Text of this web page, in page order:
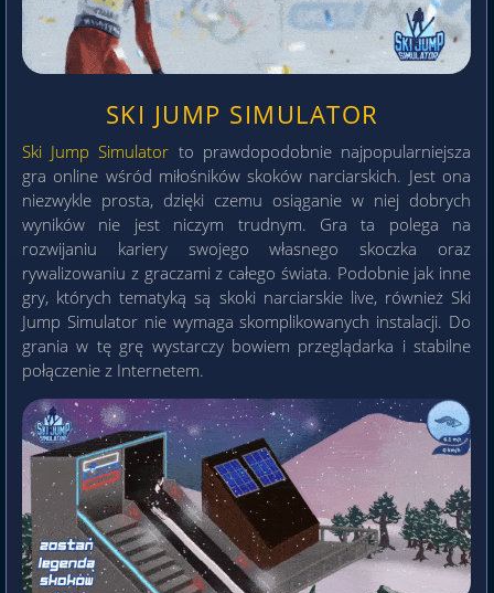
SKI JUMP SIMULATOR
Ski Jump Simulator to prawdopodobnie najpopularniejsza
gra online wśród miłośników skoków narciarskich. Jest ona
niezwykle prosta, dzięki czemu osiąganie w niej dobrych
wyników nie jest niczym trudnym. Gra ta polega na
rozwijaniu kariery swojego własnego skoczka oraz
rywalizowaniu z graczami z całego świata. Podobnie jak inne
gry, których tematyką są skoki narciarskie live, również Ski
Jump Simulator nie wymaga skomplikowanych instalacji. Do
grania w tę grę wystarczy bowiem przeglądarka i stabilne
połączenie z Internetem.